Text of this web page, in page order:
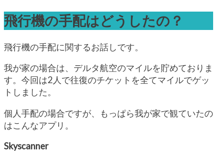
飛行機の手配はどうしたの？
飛行機の手配に関するお話しです。
我が家の場合は、デルタ航空のマイルを貯めておりま
す。今回は2人で往復のチケットを全てマイルでゲッ
トしました。
個人手配の場合ですが、もっぱら我が家で観ていたの
はこんなアプリ。
Skyscanner